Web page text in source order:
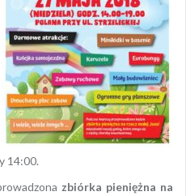
14:00.
zbiórka pieniężna na